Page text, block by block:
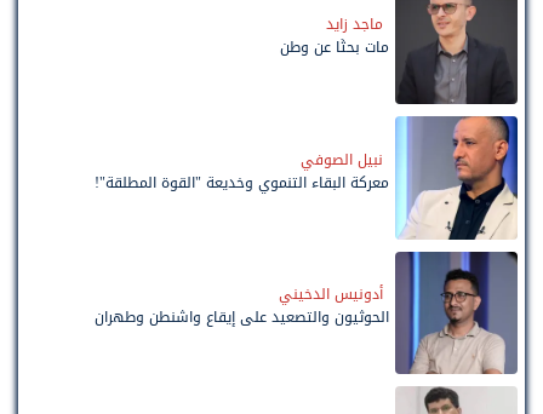
ماجد زايد
مات بحثًا عن وطن
نبيل الصوفي
معركة البقاء التنموي وخديعة "القوة المطلقة"!
أدونيس الدخيني
الحوثيون والتصعيد على إيقاع واشنطن وطهران